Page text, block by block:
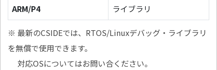
ARM/P4
ライブラリ
※ 最新のCSIDEでは、RTOS/Linuxデバッグ・ライブラリ
を無償で使用できます。
対応OSについてはお問い合ください。